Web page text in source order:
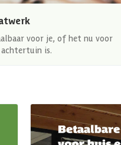
voor je, of het nu voor
is.